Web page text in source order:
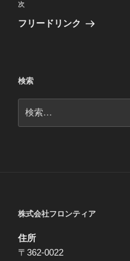
ビ
ゲ
ン
稿
次
の
次
フリードリンク
検索
索:
株式会社フロンティア
住所
〒362-0022